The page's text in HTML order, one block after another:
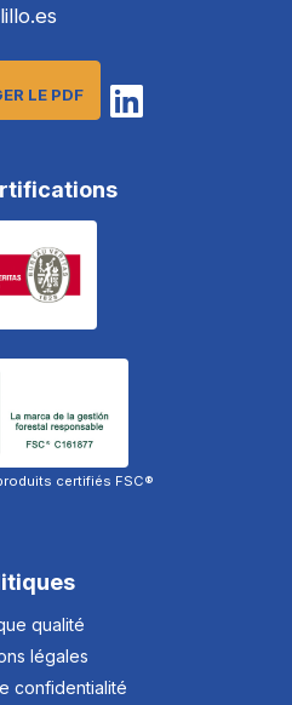
LE PDF
certifiés FSC®
qualité
légales
confidentialité